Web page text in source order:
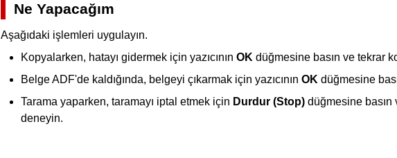
Ne Yapacağım
Aşağıdaki işlemleri uygulayın.
Kopyalarken, hatayı gidermek için yazıcının OK düğmesine basın ve tekrar
BelgeADF'de kaldığında, belgeyi çıkarmak için yazıcının OK düğmesine
Tarama yaparken, taramayı iptal etmek için Durdur (Stop)düğmesine basın
deneyin.